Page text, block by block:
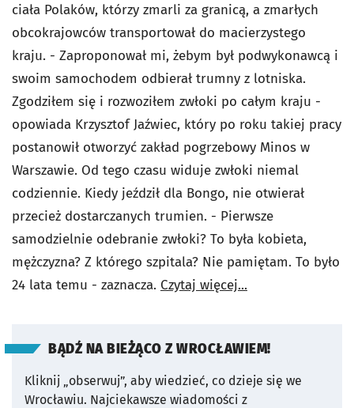
ciała Polaków, którzy zmarli za granicą, a zmarłych
obcokrajowców transportował do macierzystego
kraju. - Zaproponował mi, żebym był podwykonawcą i
swoim samochodem odbierał trumny z lotniska.
Zgodziłem się i rozwoziłem zwłoki po całym kraju -
opowiada Krzysztof Jaźwiec, który po roku takiej pracy
postanowił otworzyć zakład pogrzebowy Minos w
Warszawie. Od tego czasu widuje zwłoki niemal
codziennie. Kiedy jeździł dla Bongo, nie otwierał
przecież dostarczanych trumien. - Pierwsze
samodzielnie odebranie zwłoki? To była kobieta,
mężczyzna? Z którego szpitala? Nie pamiętam. To było
24 lata temu - zaznacza. Czytaj więcej...
BĄDŹ NA BIEŻĄCO Z WROCŁAWIEM!
Kliknij „obserwuj”, aby wiedzieć, co dzieje się we
Wrocławiu. Najciekawsze wiadomości z